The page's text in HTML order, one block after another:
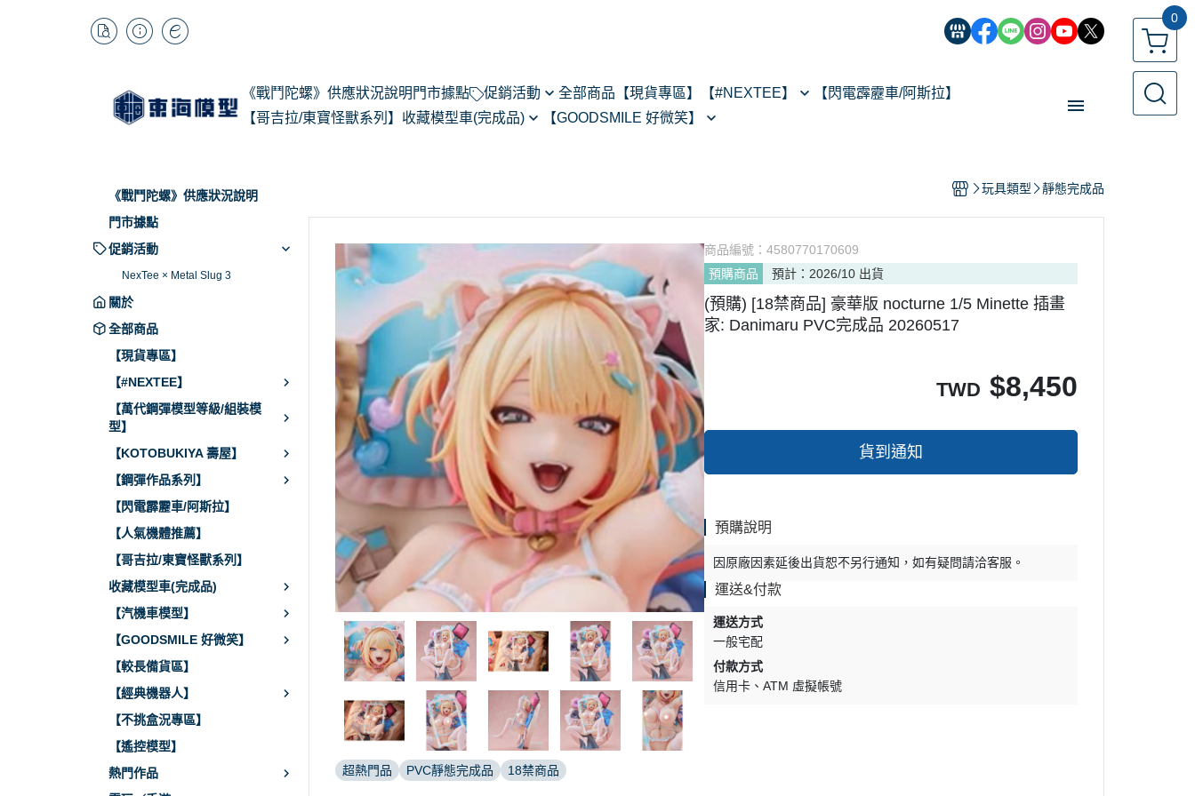
0
《戰鬥陀螺》供應狀況說明 門市據點 促銷活動 全部商品 【現貨專區】 【#NEXTEE】
あるある
翻轉模玩
Legendary系列
PIXEL ADVENTURE
NEXT系列
其他系列
【閃電霹靂車/阿斯拉】
【哥吉拉/東寶怪獸系列】 收藏模型車(完成品)
BBR
【GOODSMILE 好微笑】
POP UP PARADE
黏土人/黏土娃
Max Factory
CHITOCERIUM
PVC
HELLO! GOOD SMILE
THE合體
【經典機器人】
【預購專區】
反詐騙指南
《戰鬥陀螺》供應狀況說明
門市據點
促銷活動
NexTee × Metal Slug 3
關於
全部商品
【現貨專區】
【#NEXTEE】
【萬代鋼彈模型等級/組裝模
型】
【KOTOBUKIYA 壽屋】
【鋼彈作品系列】
【閃電霹靂車/阿斯拉】
【人氣機體推薦】
【哥吉拉/東寶怪獸系列】
收藏模型車(完成品)
【汽機車模型】
【GOODSMILE 好微笑】
【較長備貨區】
【經典機器人】
【不挑盒況專區】
【遙控模型】
熱門作品
玩具類型 靜態完成品
超熱門品 PVC靜態完成品 18禁商品
商品編號：4580770170609
預購商品
預計：2026/10 出貨
(預購) [18禁商品] 豪華版 nocturne 1/5 Minette 插畫
家: Danimaru PVC完成品 20260517
TWD $8,450
貨到通知
預購說明
因原廠因素延後出貨恕不另行通知，如有疑問請洽客服。
運送&付款
運送方式
一般宅配
付款方式
信用卡
ATM 虛擬帳號